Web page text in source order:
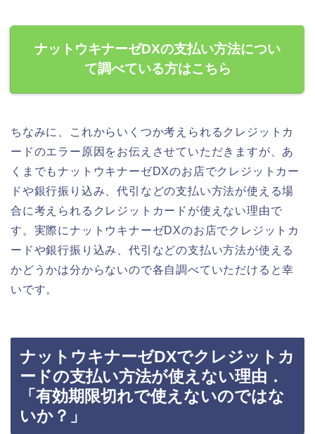
ナットウキナーゼDXの支払い方法につい
て調べている方はこちら
ちなみに、これからいくつか考えられるクレジットカ
ードのエラー原因をお伝えさせていただきますが、あ
くまでもナットウキナーゼDXのお店でクレジットカー
ドや銀行振り込み、代引などの支払い方法が使える場
合に考えられるクレジットカードが使えない理由で
す。実際にナットウキナーゼDXのお店でクレジットカ
ードや銀行振り込み、代引などの支払い方法が使える
かどうかは分からないので各自調べていただけると幸
いです。
ナットウキナーゼDXでクレジットカ
ードの支払い方法が使えない理由．
「有効期限切れで使えないのではな
いか？」